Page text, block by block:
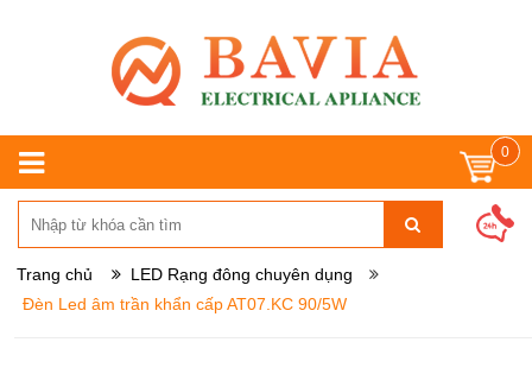
0
Trang chủ
LED Rạng đông chuyên dụng
Đèn Led âm trần khẩn cấp AT07.KC 90/5W